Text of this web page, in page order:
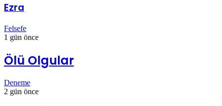
Ezra
Felsefe
1 gün önce
Ölü Olgular
Deneme
2 gün önce